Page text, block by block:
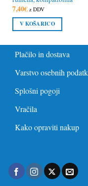
7,40€ z DDV
V KOŠARICO
Plačilo in dostava
Varstvo osebnih
Splošni pogoji
Vračila
Kako opraviti nakup